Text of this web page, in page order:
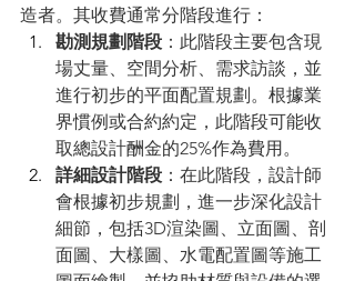
造者。其收費通常分階段進行：
勘測規劃階段 ：此階段主要包含現
場丈量、空間分析、需求訪談，並
進行初步的平面配置規劃。根據業
界慣例或合約約定，此階段可能收
取總設計酬金的25%作為費用。
詳細設計階段 ：在此階段，設計師
會根據初步規劃，進一步深化設計
細節，包括3D渲染圖、立面圖、剖
面圖、大樣圖、水電配置圖等施工